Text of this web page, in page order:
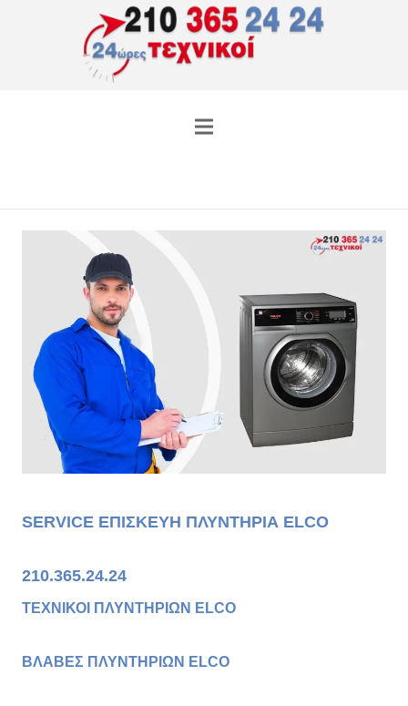
SERVICE ΕΠΙΣΚΕΥΗ ΠΛΥΝΤΗΡΙΑ ELCO
210.365.24.24
ΤΕΧΝΙΚΟΙ ΠΛΥΝΤΗΡΙΩΝ ELCO
ΒΛΑΒΕΣ ΠΛΥΝΤΗΡΙΩΝ ELCO